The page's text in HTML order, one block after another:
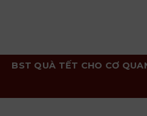
BST QUÀ TẾT CHO CƠ